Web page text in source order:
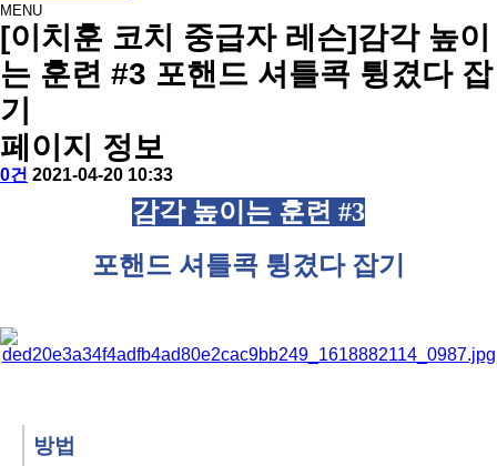
MENU
people
[이치훈 코치 중급자 레슨]감각 높이
는 훈련 #3 포핸드 셔틀콕 튕겼다 잡
기
페이지 정보
작
배
댓
0건 작
2021-04-20 10:33
감각 높이는 훈련 #3
포핸드 셔틀콕 튕겼다 잡기
방법